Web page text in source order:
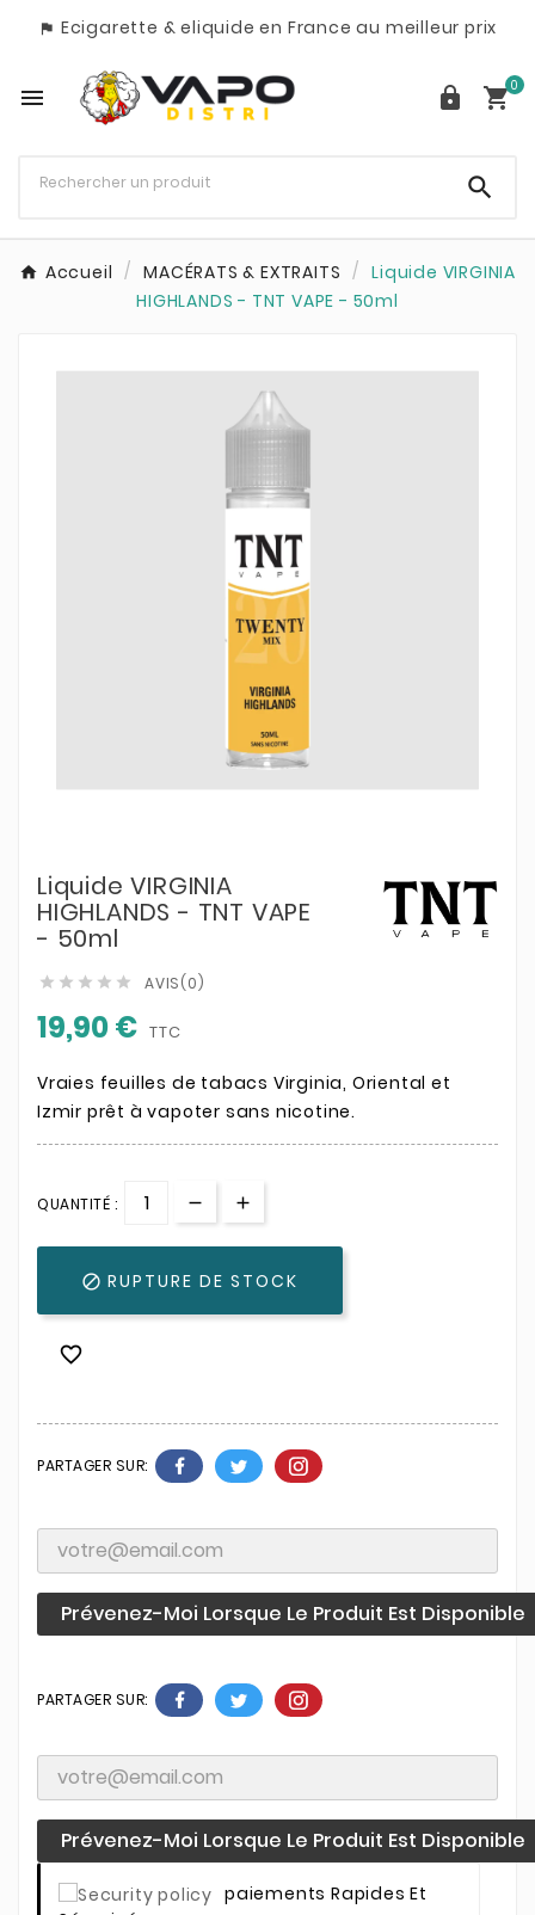
 Ecigarette & eliquide en France au meilleur prix
  0

Accueil MACÉRATS & EXTRAITS
Liquide VIRGINIA
HIGHLANDS - TNT VAPE - 50ml
Liquide VIRGINIA
HIGHLANDS - TNT VAPE
- 50ml
     AVIS(0)
19,90 € TTC
Vraies feuilles de tabacs Virginia, Oriental et
Izmir prêt à vapoter sans nicotine.
QUANTITÉ :
 RUPTURE DE STOCK

PARTAGER SUR:
Prévenez-Moi Lorsque Le Produit Est Disponible
PARTAGER SUR:
Prévenez-Moi Lorsque Le Produit Est Disponible
Paiements Rapides Et